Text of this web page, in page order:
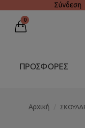
Σύνδεση
0
ΠΡΟΣΦΟΡΕΣ
Αρχική